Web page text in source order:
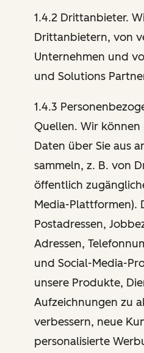
1.4.2 Drittanbieter.
Drittanbietern, von
Unternehmen und
und Solutions
1.4.3
Quellen. Wir
Daten über Sie aus
sammeln, z. B. von
öffentlich
Media-Plattformen).
Postadressen,
Adressen,
und Social-Media-
unsere Produkte,
Aufzeichnungen zu
verbessern, neue
personalisierte